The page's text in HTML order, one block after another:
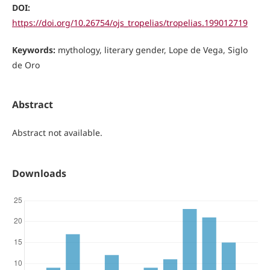
DOI:
https://doi.org/10.26754/ojs_tropelias/tropelias.199012719
Keywords: mythology, literary gender, Lope de Vega, Siglo
de Oro
Abstract
Abstract not available.
Downloads